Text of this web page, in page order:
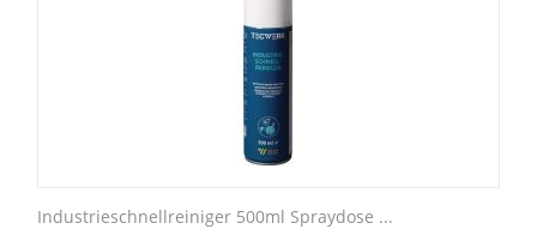
Industrieschnellreiniger 500ml Spraydose ...